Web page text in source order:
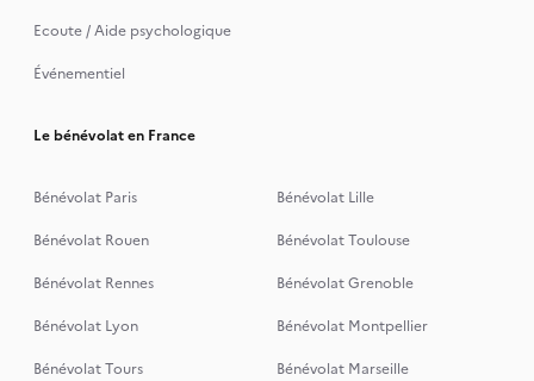
Ecoute / Aide psychologique
Événementiel
Le bénévolat en France
Bénévolat Paris
Bénévolat Lille
Bénévolat Rouen
Bénévolat Toulouse
Bénévolat Rennes
Bénévolat Grenoble
Bénévolat Lyon
Bénévolat Montpellier
Bénévolat Tours
Bénévolat Marseille